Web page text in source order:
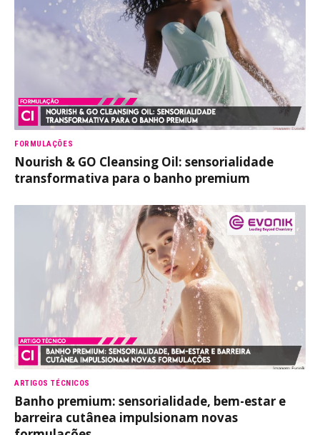
FORMULAÇÕES
Nourish & GO Cleansing Oil: sensorialidade
transformativa para o banho premium
ARTIGOS TÉCNICOS
Banho premium: sensorialidade, bem-estar e
barreira cutânea impulsionam novas